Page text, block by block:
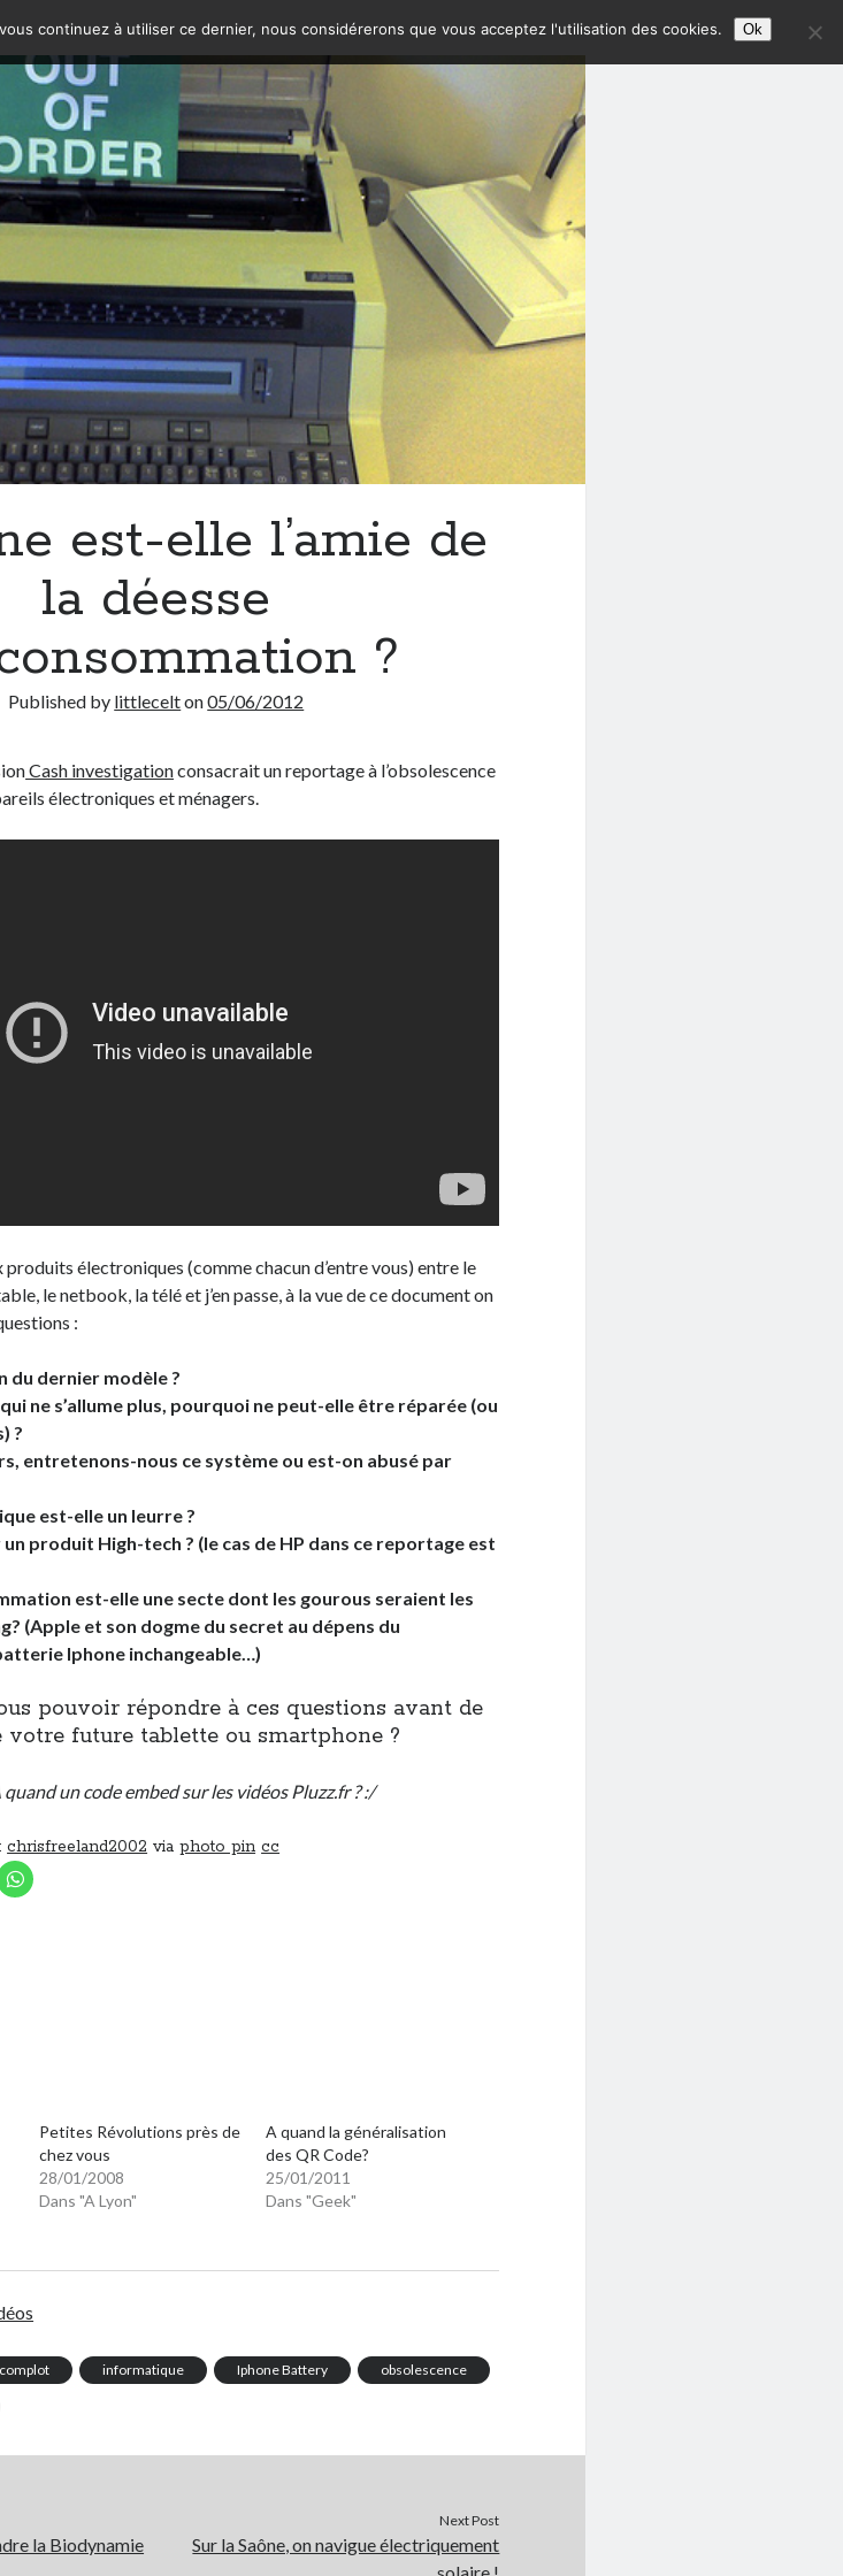
est-elle l’amie de
la déesse
?
Published by littlecelton05/06/2012
Cash investigationconsacrait un reportage à l’obsolescence
électroniques et ménagers.
électroniques (comme chacun d’entre vous) entre le
le netbook, la télé et j’en passe, à la vue de ce document on
:
du dernier modèle ?
ne s’allume plus, pourquoi ne peut-elle être réparée (ou
?
entretenons-nous ce système ou est-on abusé par
est-elle un leurre ?
un produit High-tech ? (le cas de HP dans ce reportage est
est-elle une secte dont les gourous seraient les
(Apple et son dogme du secret au dépens du
Iphone inchangeable…)
pouvoir répondre à ces questions avant de
votre future tablette ou smartphone ?
un code embed sur les vidéos Pluzz.fr ? :/
chrisfreeland2002 viaphoto pin cc
Petites Révolutions près de
chez vous
28/01/2008
Dans "A Lyon"
A quand la généralisation
des QR Code?
25/01/2011
Dans "Geek"
complot informatique Iphone Battery obsolescence
la Biodynamie
Next Post
Sur la Saône, on navigue électriquement
continuez à utiliser ce dernier, nous considérerons que vous acceptez l'utilisation des cookies. Ok